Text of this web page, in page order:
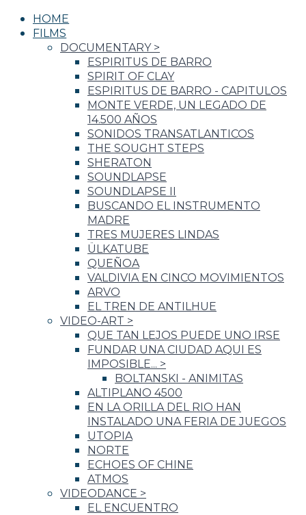
HOME
FILMS
DOCUMENTARY >
ESPIRITUS DE BARRO
SPIRIT OF CLAY
ESPIRITUS DE BARRO - CAPITULOS
MONTE VERDE, UN LEGADO DE
14.500 AÑOS
SONIDOS TRANSATLANTICOS
THE SOUGHT STEPS
SHERATON
SOUNDLAPSE
SOUNDLAPSE II
BUSCANDO EL INSTRUMENTO
MADRE
TRES MUJERES LINDAS
ÜLKATUBE
QUEÑOA
VALDIVIA EN CINCO MOVIMIENTOS
ARVO
EL TREN DE ANTILHUE
VIDEO-ART >
QUE TAN LEJOS PUEDE UNO IRSE
FUNDAR UNA CIUDAD AQUI ES
IMPOSIBLE... >
BOLTANSKI - ANIMITAS
ALTIPLANO 4500
EN LA ORILLA DEL RIO HAN
INSTALADO UNA FERIA DE JUEGOS
UTOPIA
NORTE
ECHOES OF CHINE
ATMOS
VIDEODANCE >
EL ENCUENTRO